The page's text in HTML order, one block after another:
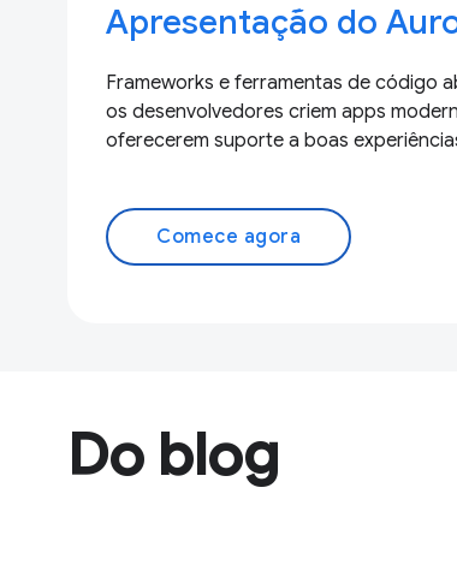
Apresentação do
Frameworks e ferramentas de código
os desenvolvedores criem apps
oferecerem suporte a boas
Comece agora
Do blog